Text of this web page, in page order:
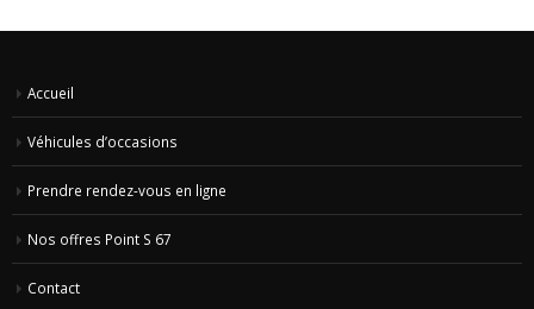
Accueil
Véhicules d’occasions
Prendre rendez-vous en ligne
Nos offres Point S 67
Contact